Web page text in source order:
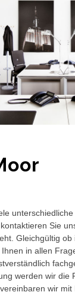
Sie
Gleichgültig ob
in allen
werden wir die
wir mit